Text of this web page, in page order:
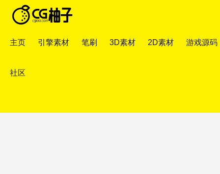
主页 引擎素材 笔刷 3D素材 2D素材 游戏源码
社区